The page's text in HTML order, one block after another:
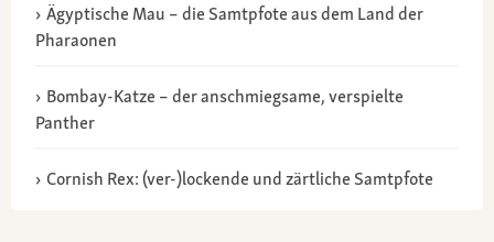
Ägyptische Mau – die Samtpfote aus dem Land der
Pharaonen
Bombay-Katze – der anschmiegsame, verspielte
Panther
Cornish Rex: (ver-)lockende und zärtliche Samtpfote